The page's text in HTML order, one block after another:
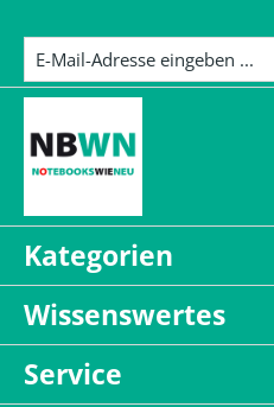
Kategorien
Wissenswertes
Service